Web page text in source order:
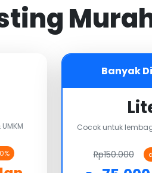
Banyak
Cocok untuk
Rp150.000